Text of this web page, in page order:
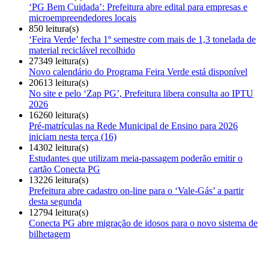
‘PG Bem Cuidada’: Prefeitura abre edital para empresas e
microempreendedores locais
850 leitura(s)
‘Feira Verde’ fecha 1º semestre com mais de 1,3 tonelada de
material reciclável recolhido
27349 leitura(s)
Novo calendário do Programa Feira Verde está disponível
20613 leitura(s)
No site e pelo ‘Zap PG’, Prefeitura libera consulta ao IPTU
2026
16260 leitura(s)
Pré-matrículas na Rede Municipal de Ensino para 2026
iniciam nesta terça (16)
14302 leitura(s)
Estudantes que utilizam meia-passagem poderão emitir o
cartão Conecta PG
13226 leitura(s)
Prefeitura abre cadastro on-line para o ‘Vale-Gás’ a partir
desta segunda
12794 leitura(s)
Conecta PG abre migração de idosos para o novo sistema de
bilhetagem